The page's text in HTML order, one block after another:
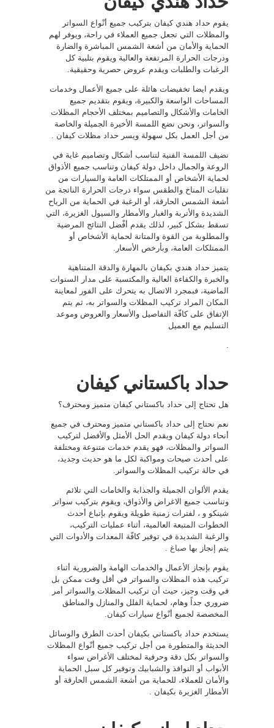
يقوم حداد هندي كيفان بتركيب جميع أنْواع السواتر
والمظلات التي تجعل جميع العملاء في راحة، ويوفر لهم
الحماية والأمان من أشعة الشمس المباشرة والضارة
ودرجات الحرارة المرتفعة والعالية ويقوم بتلبية كل
الرغبات والطلبات ويقدم عروض حصرية وحقيقية.
ويقدم ايضا تخفيضات هائلة على جميع الأعمال وخدمات
المساحات الواسعة والكبيرة، ويقوم بتقديم جميع
الخامات والأشكال والتصاميم بمختلف الأحجام المظلات
والسواتر، ونحن نضع اللمسة الأخيرة الجميلة والخاصة
من أجل العمل بكل سهولة ويسر حداد مظلات كيفان .
نضيف اللمسة الفنية لتناسب أشكال وتصاميم غاية في
الروعة والجمال داخل دولة كيفان وتناسب جميع الأذواق
لحماية الأشخاص أو الممتلكات العامة والسيارات من
تقلبات المناخ والطقس سواء درجات الحرارة الناتجة من
أشعة الشمس الحارقة، أو الرغبة في الحماية من الرياح
الشديدة والأتربة والغبار والأمطار والسيول الغزيرة، التي
تسقط بشكل كبير، لذلك يقدم أفْضل النتائج المرضية
والمطلوبة من القوة والمتانة لحماية الأشخاص أو
الممتلكات العامة، وبأرخص الأسعار.
يتميز حداد هندي بكيفان بالمهارة والدقة المتناهية
والخبرة والكفاءة العالية والمكتسبة على مدار السنوات
الماضية، فبمجرد الاتصال به يتحرك على الفور لمعاينة
المكان المراد تركيب المظلات والسواتر به، ثم يتم
الإتفاق على كافّة التفاصيل والأسعار والعروض وموعد
التسليم مع العميل
حداد باكستاني كيفان
هل تحتاج إلى حداد باكستاني كيفان متميز ومحترف؟
نعم نحتاج إلى حداد باكستاني متميز ومحترف في جميع
أنحاء دولة كيفان ويقدم الحل الأمثل والأفضل لتركيب
السواتر والمظلات، فهو يقدم خدمات متنوعة ومختلفة
على أحدث صيحات ومواكبة لكل ما هو حديث وجديد،
في حالة تركيب المظلات والسواتر.
يقدم الألوان الجميلة والجذابة والخامات التي تلائم
وتناسب جميع الاغراض والأذواق، ويقوم بتركيب سواتر
شينكو و ، لفترات زمنية طويلة ويقوم بإتباع أحدث
الخطوات المتبعة العالمية، أثناء عمليات التركيب،
والرغبة الشديدة في توفير كافّة المعدات والأدوات التي
يتم إنجاز بها صباغ
يقوم بإنجاز الأعمال والخدمات الهامة والضرورية أثناء
تركيب هذه المظلات والسواتر في أقل وقت ممكن بل
في وقت وجيز، حيث أن تركيب المظلات والسواتر أمر
ضروري جداً وهام، لحماية الفلل والمنازل والمناطق
المخصصة لجميع أنْواع سيارات كيفان.
يستخدم حداد باكستاني بكيفان أحدث الطرق والوسائل
الحديثة والمتطورة من أجل تركيب جميع أنْواع المظلات
والسواتر بكل دقة وحرفية لمختلف الأغراض سواء
الأبواب أو النوافذ والشبابيك وتوفير كل سبل الحماية
والأمان للعملاء، للحماية من أشعة الشمس الحارقة أو
الأمطار الغزيرة بكيفان .